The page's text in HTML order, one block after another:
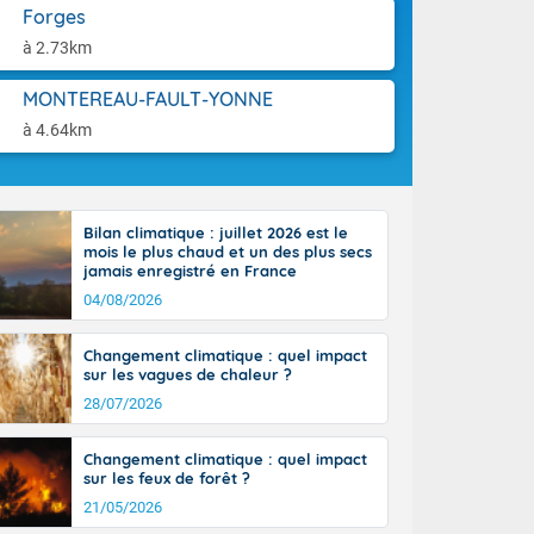
Forges
à 2.73km
MONTEREAU-FAULT-YONNE
à 4.64km
de-
sont
sont
un peu
du pays,
est le
salve
de bons
vent,
les deux
entre 11
sur les
l'intérieur
vallée de
Bilan climatique : juillet 2026 est le
mois le plus chaud et un des plus secs
jamais enregistré en France
04/08/2026
Changement climatique : quel impact
sur les vagues de chaleur ?
28/07/2026
Changement climatique : quel impact
sur les feux de forêt ?
21/05/2026